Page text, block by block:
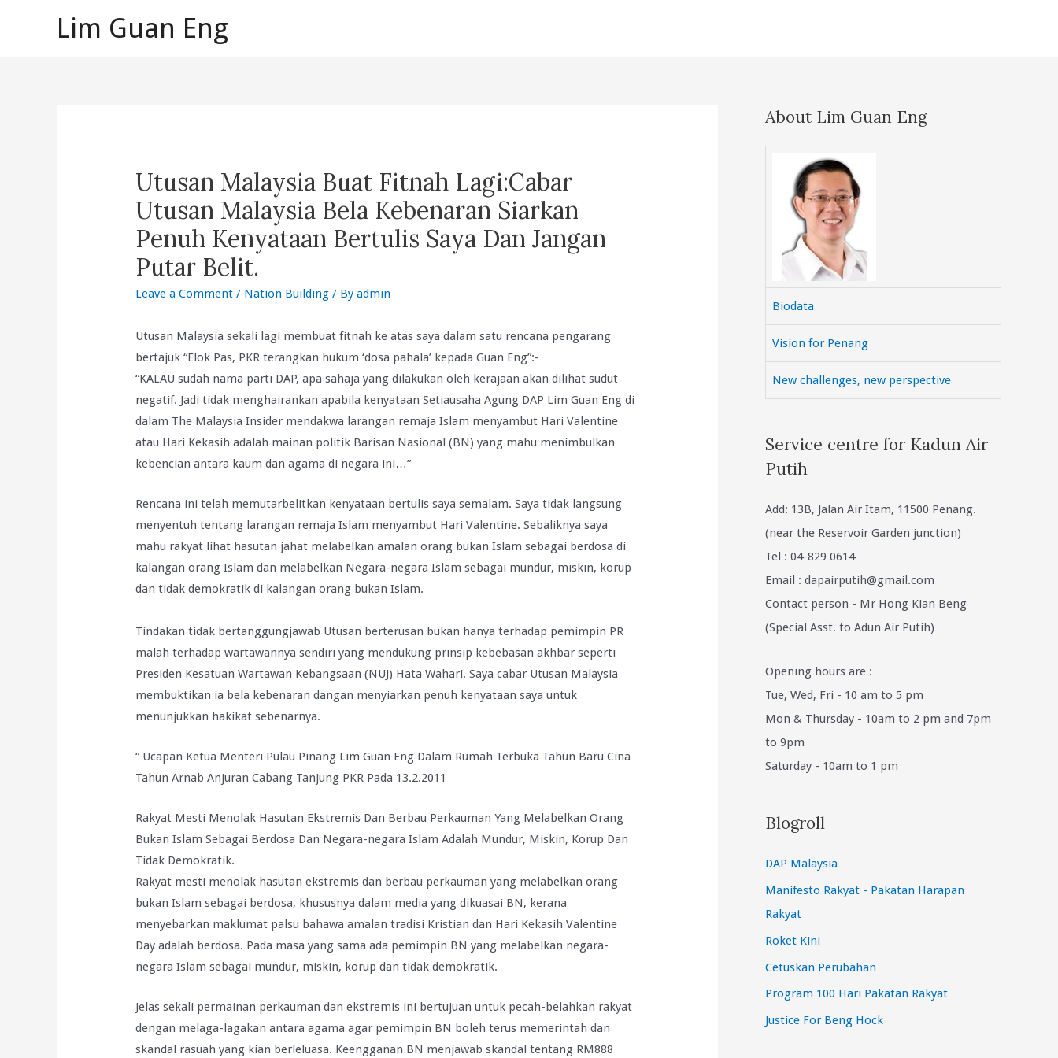
Lim Guan Eng
Utusan Malaysia Buat Fitnah Lagi:Cabar
Utusan Malaysia Bela Kebenaran Siarkan
Penuh Kenyataan Bertulis Saya Dan Jangan
Putar Belit.
Leave a Comment / Nation Building / Byadmin
Utusan Malaysia sekali lagi membuat fitnah ke atas saya dalam satu rencana pengarang
bertajuk “Elok Pas, PKR terangkan hukum ‘dosa pahala’ kepada Guan Eng”:-
“KALAU sudah nama parti DAP, apa sahaja yang dilakukan oleh kerajaan akan dilihat sudut
negatif. Jadi tidak menghairankan apabila kenyataan Setiausaha Agung DAP Lim Guan Eng di
dalam The Malaysia Insider mendakwa larangan remaja Islam menyambut Hari Valentine
atau Hari Kekasih adalah mainan politik Barisan Nasional (BN) yang mahu menimbulkan
kebencian antara kaum dan agama di negara ini…”
Rencana ini telah memutarbelitkan kenyataan bertulis saya semalam. Saya tidak langsung
menyentuh tentang larangan remaja Islam menyambut Hari Valentine. Sebaliknya saya
mahu rakyat lihat hasutan jahat melabelkan amalan orang bukan Islam sebagai berdosa di
kalangan orang Islam dan melabelkan Negara-negara Islam sebagai mundur, miskin, korup
dan tidak demokratik di kalangan orang bukan Islam.
Tindakan tidak bertanggungjawab Utusan berterusan bukan hanya terhadap pemimpin PR
malah terhadap wartawannya sendiri yang mendukung prinsip kebebasan akhbar seperti
Presiden Kesatuan Wartawan Kebangsaan (NUJ) Hata Wahari. Saya cabar Utusan Malaysia
membuktikan ia bela kebenaran dangan menyiarkan penuh kenyataan saya untuk
menunjukkan hakikat sebenarnya.
“ Ucapan Ketua Menteri Pulau Pinang Lim Guan Eng Dalam Rumah Terbuka Tahun Baru Cina
Tahun Arnab Anjuran Cabang Tanjung PKR Pada 13.2.2011
Rakyat Mesti Menolak Hasutan Ekstremis Dan Berbau Perkauman Yang Melabelkan Orang
Bukan Islam Sebagai Berdosa Dan Negara-negara Islam Adalah Mundur, Miskin, Korup Dan
Tidak Demokratik.
Rakyat mesti menolak hasutan ekstremis dan berbau perkauman yang melabelkan orang
bukan Islam sebagai berdosa, khususnya dalam media yang dikuasai BN, kerana
menyebarkan maklumat palsu bahawa amalan tradisi Kristian dan Hari Kekasih Valentine
Day adalah berdosa. Pada masa yang sama ada pemimpin BN yang melabelkan negara-
negara Islam sebagai mundur, miskin, korup dan tidak demokratik.
Jelas sekali permainan perkauman dan ekstremis ini bertujuan untuk pecah-belahkan rakyat
dengan melaga-lagakan antara agama agar pemimpin BN boleh terus memerintah dan
skandal rasuah yang kian berleluasa. Keengganan BN menjawab skandal tentang RM888
About Lim Guan Eng
Biodata
Vision for Penang
New challenges, new perspective
Service centre for Kadun Air
Putih
Add: 13B, Jalan Air Itam, 11500 Penang.
(near the Reservoir Garden junction)
Tel : 04-829 0614
Email : dapairputih@gmail.com
Contact person - Mr Hong Kian Beng
(Special Asst. to Adun Air Putih)
Opening hours are :
Tue, Wed, Fri - 10 am to 5 pm
Mon & Thursday - 10am to 2 pm and 7pm
to 9pm
Saturday - 10am to 1 pm
Blogroll
DAP Malaysia
Manifesto Rakyat - Pakatan Harapan
Rakyat
Roket Kini
Cetuskan Perubahan
Program 100 Hari Pakatan Rakyat
Justice For Beng Hock